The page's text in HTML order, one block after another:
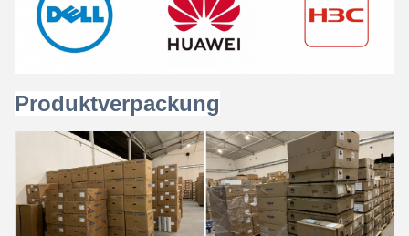
Produktverpackung